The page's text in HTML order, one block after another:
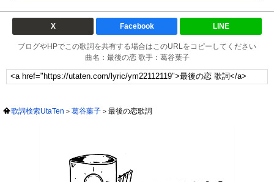
X Facebook LINE
ブログやHPでこの歌詞を共有する場合はこのURLをコピーしてください
曲名：最後の恋 歌手：葛谷葉子
歌詞検索UtaTen 葛谷葉子 最後の恋歌詞